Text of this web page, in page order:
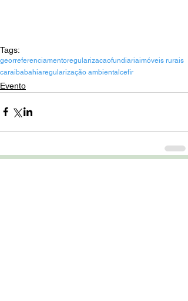
Tags:
georreferenciamentoregularizacaofundiariaimóveis rurais
caraibabahiaregularização ambientalcefir
Evento